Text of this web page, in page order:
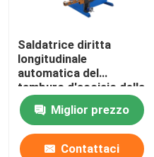
Saldatrice diritta
longitudinale
automatica del
tamburo d'acciaio della
cucitura dei semi
Miglior prezzo
Contattaci